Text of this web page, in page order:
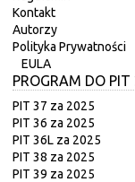
Kontakt
Autorzy
Polityka Prywatności
EULA
PROGRAM DO
PIT 37 za 2025
PIT 36 za 2025
PIT 36L za 2025
PIT 38 za 2025
PIT 39 za 2025